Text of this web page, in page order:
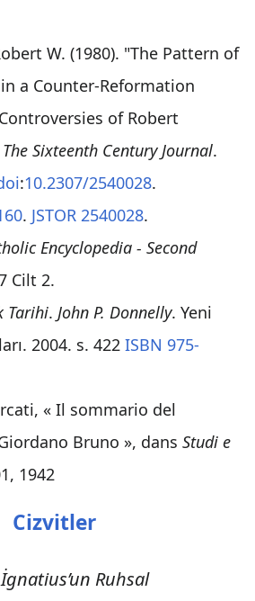
W. (1980). "The Pattern of
a Counter-Reformation
of Robert
The Sixteenth Century Journal.
:10.2307/2540028.
. JSTOR 2540028.
Encyclopedia - Second
Cilt 2.
Tarihi. John P. Donnelly. Yeni
2004. s. 422 ISBN 975-
« Il sommario del
Bruno », dans Studi e
1942
Cizvitler
İgnatius’un Ruhsal